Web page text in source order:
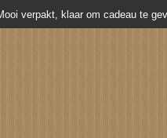
verpakt, klaar om cadeau te